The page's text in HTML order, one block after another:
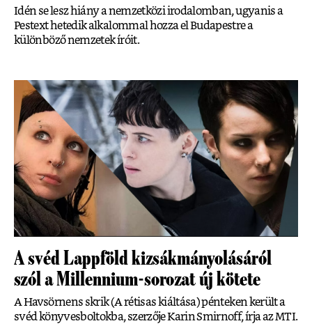
Idén se lesz hiány a nemzetközi irodalomban, ugyanis a
Pestext hetedik alkalommal hozza el Budapestre a
különböző nemzetek íróit.
A svéd Lappföld kizsákmányolásáról
szól a Millennium-sorozat új kötete
A Havsörnens skrik (A rétisas kiáltása) pénteken került a
svéd könyvesboltokba, szerzője Karin Smirnoff, írja az MTI.